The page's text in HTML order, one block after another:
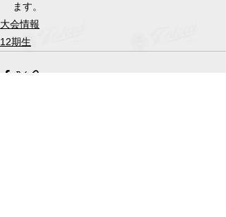
ます。
大会情報
12期生